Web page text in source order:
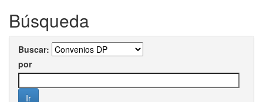
Búsqueda
Buscar:
por